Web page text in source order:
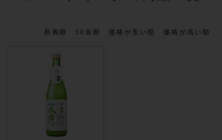
新着順 50音順 価格が安い順 価格が高い順